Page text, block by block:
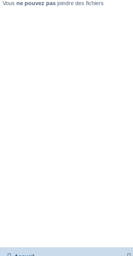
Vous ne pouvez pas joindre des fichiers